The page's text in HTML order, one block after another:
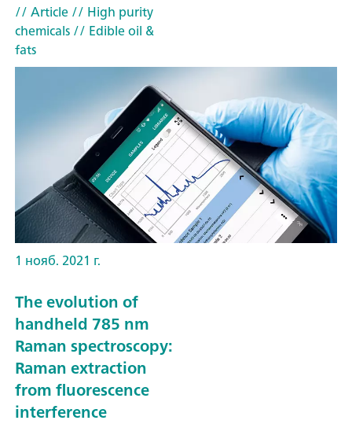
// Article// High purity
chemicals// Edible oil &
fats
1 нояб. 2021 г.
The evolution of
handheld 785 nm
Raman spectroscopy:
Raman extraction
from fluorescence
interference